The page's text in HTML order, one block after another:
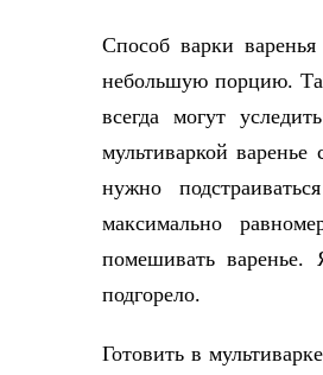
Способ варки
небольшую порцию.
всегда могут
мультиваркой
нужно
максимально
помешивать
подгорело.
Готовить в